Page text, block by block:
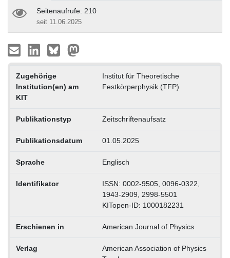
Seitenaufrufe: 210
seit 11.06.2025
Zugehörige
Institution(en) am
KIT
Institut für Theoretische
Festkörperphysik (TFP)
Publikationstyp Zeitschriftenaufsatz
Publikationsdatum 01.05.2025
Sprache Englisch
Identifikator
ISSN: 0002-9505, 0096-0322,
1943-2909, 2998-5501
KITopen-ID: 1000182231
Erschienen in American Journal of Physics
Verlag
American Association of Physics